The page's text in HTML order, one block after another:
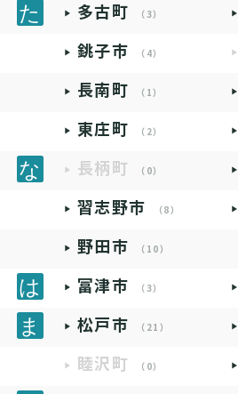
多古町 （3）
銚子市 （4）
長南町 （1）
東庄町 （2）
長柄町 （0）
習志野市 （8）
野田市 （10）
富津市 （3）
松戸市 （21）
睦沢町 （0）